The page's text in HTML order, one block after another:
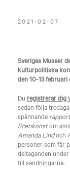
2021-02-07
Sveriges Museer
kulturpolitiska
den 10-13 februari
Du registrerar dig
sedan följa
spännande
Scenkonstom
Amanda Lindoch
personer som får
deltaganden
till sändningarna.